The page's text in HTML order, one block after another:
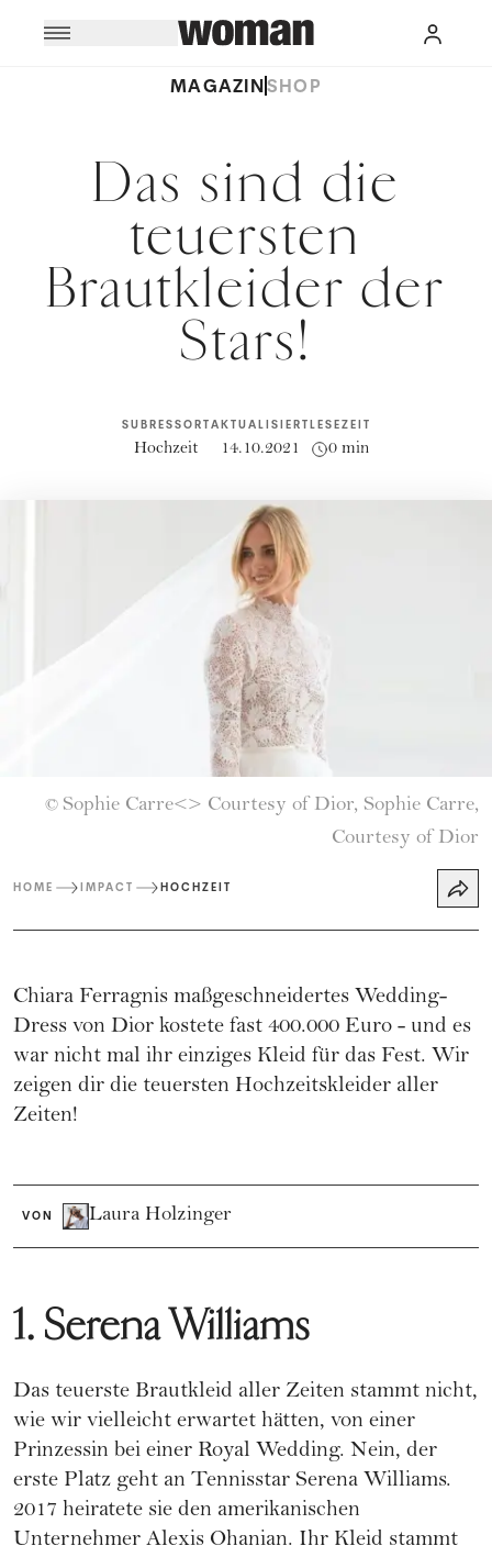
MAGAZINSHOP
Das sind die
teuersten
Brautkleider der
Stars!
SUBRESSORT
Hochzeit
AKTUALISIERT
14.10.2021
LESEZEIT
0 min
© Sophie Carre<> Courtesy of Dior, Sophie Carre,
Courtesy of Dior
HOME IMPACT HOCHZEIT
Chiara Ferragnis maßgeschneidertes Wedding-
Dress von Dior kostete fast 400.000 Euro - und es
war nicht mal ihr einziges Kleid für das Fest. Wir
zeigen dir die teuersten Hochzeitskleider aller
Zeiten!
VON Laura Holzinger
1. Serena Williams
Das teuerste Brautkleid aller Zeiten stammt nicht,
wie wir vielleicht erwartet hätten, von einer
Prinzessin bei einer Royal Wedding. Nein, der
erste Platz geht an Tennisstar Serena Williams.
2017 heiratete sie den amerikanischen
Unternehmer Alexis Ohanian. Ihr Kleid stammt